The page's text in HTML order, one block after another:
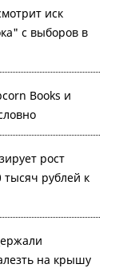
иск
с выборов в
Books и
рост
рублей к
на крышу